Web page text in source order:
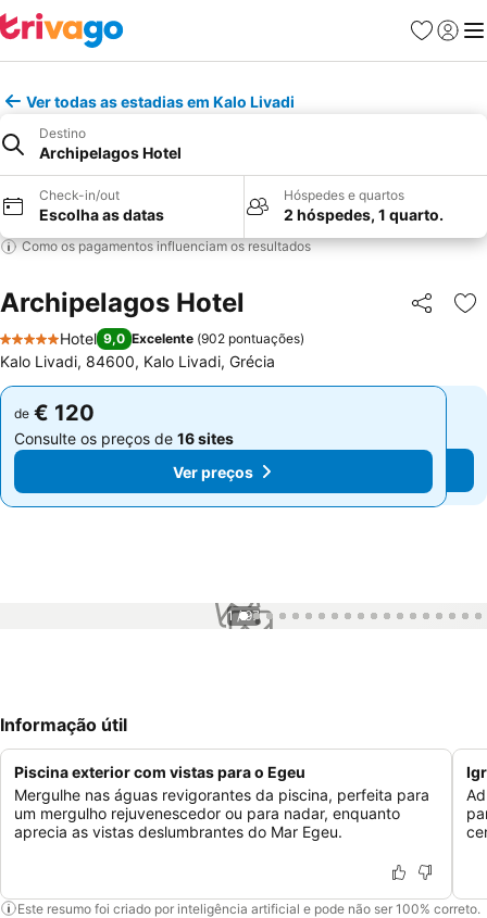
Favoritos
Iniciar
Ver todas as estadias em Kalo Livadi
Destino
Archipelagos Hotel
Check-in/out
Escolha as datas
Hóspedes e quartos
2 hóspedes, 1 quarto.
Como os pagamentos influenciam os resultados
Archipelagos Hotel Partilhar
5 Estrelas
Hotel 9,0 Excelente (902 pontuações)
Kalo Livadi, 84600, Kalo Livadi, Grécia
de € 120
Consulte os preços de 16 sites
Ver preços
de € 120
Consulte os preços de 16 sites
Ver preços
1 / 97
Informação útil
Piscina exterior com vistas para o Egeu
Mergulhe nas águas revigorantes da piscina, perfeita para
um mergulho rejuvenescedor ou para nadar, enquanto
aprecia as vistas deslumbrantes do Mar Egeu.
Este resumo foi criado por inteligência artificial e pode não ser 100% correto.